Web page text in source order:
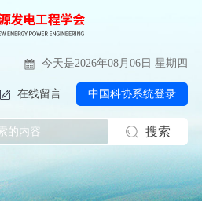
今天是2026年08月06日 星期四
在线留言 中国科协系统登录
搜索